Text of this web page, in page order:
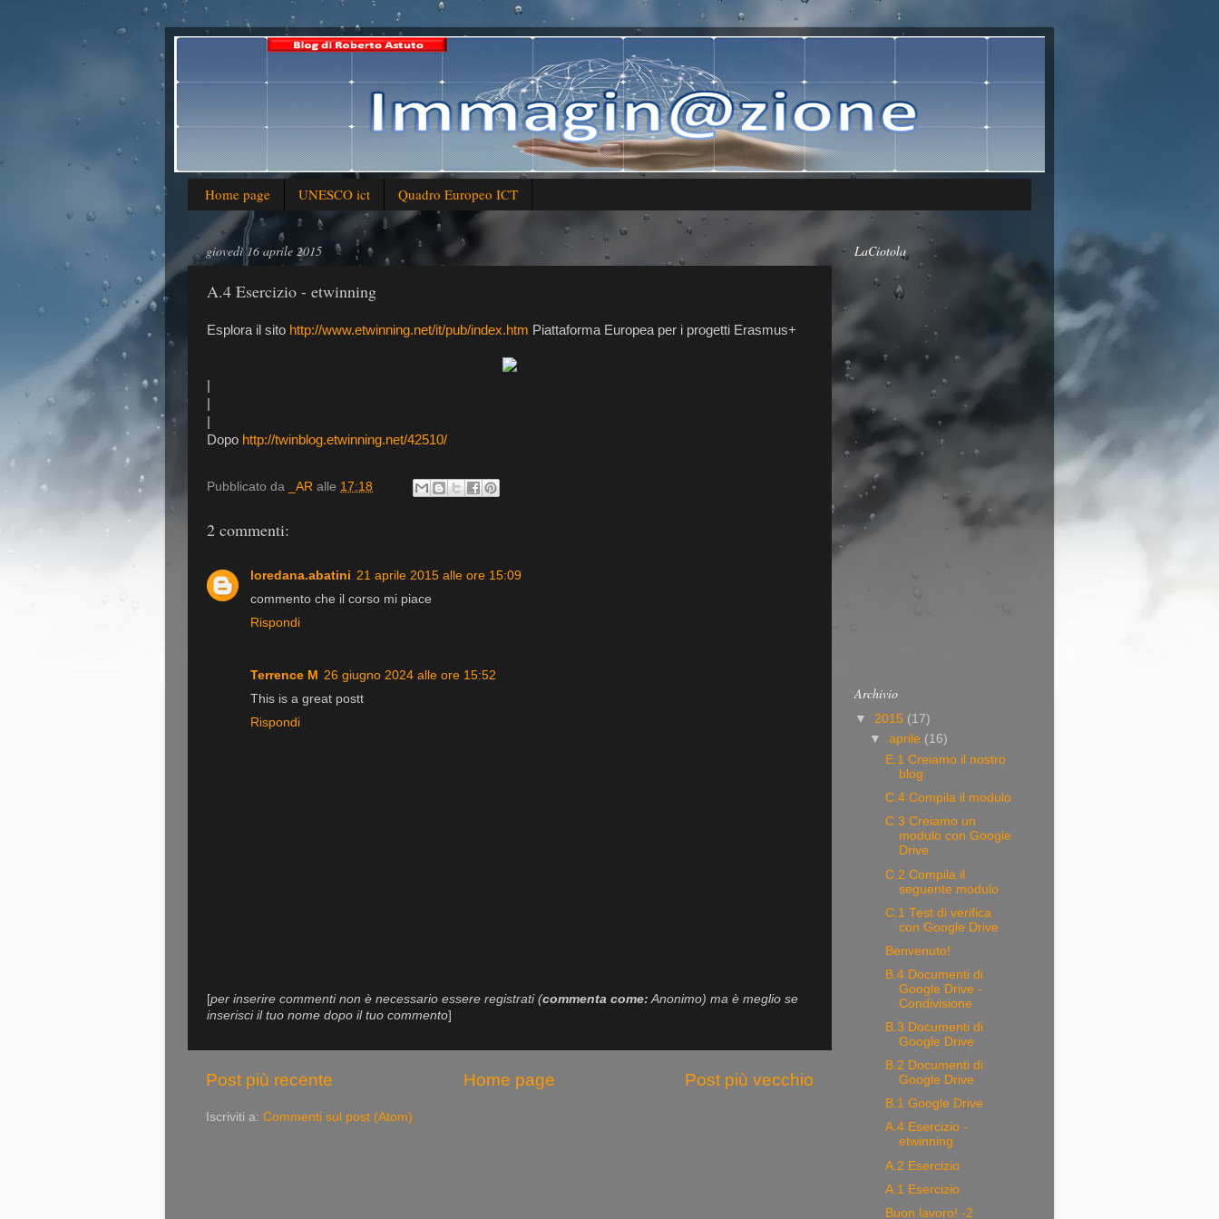
Home page UNESCO ict Quadro Europeo ICT
giovedì 16 aprile 2015
A.4 Esercizio - etwinning
Esplora il sito http://www.etwinning.net/it/pub/index.htm Piattaforma Europea per i progetti Erasmus+
|
|
|
Dopo http://twinblog.etwinning.net/42510/
Pubblicato da _AR alle 17:18
2 commenti:
loredana.abatini 21 aprile 2015 alle ore 15:09
commento che il corso mi piace
Rispondi
Terrence M 26 giugno 2024 alle ore 15:52
This is a great postt
Rispondi
[per inserire commenti non è necessario essere registrati (commenta come: Anonimo) ma è meglio se
inserisci il tuo nome dopo il tuo commento]
Post più recente Post più vecchio
Home page
Iscriviti a: Commenti sul post (Atom)
LaCiotola
Archivio
▼ 2015 (17)
▼aprile (16)
E.1 Creiamo il nostro
blog
C.4 Compila il modulo
C.3 Creiamo un
modulo con Google
Drive
C.2 Compila il
seguente modulo
C.1 Test di verifica
con Google Drive
Benvenuto!
B.4 Documenti di
Google Drive -
Condivisione
B.3 Documenti di
Google Drive
B.2 Documenti di
Google Drive
B.1 Google Drive
A.4 Esercizio -
etwinning
A.2 Esercizio
A.1 Esercizio
Buon lavoro! -2